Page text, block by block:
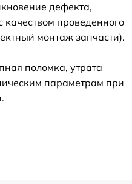
дефекта,
качеством проведенного
монтаж запчасти).
поломка, утрата
параметрам при